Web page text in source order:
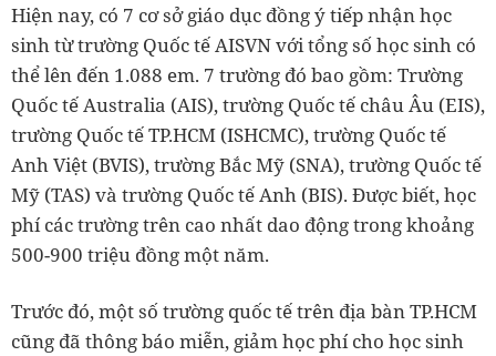
Hiện nay, có 7 cơ sở giáo dục đồng ý tiếp nhận học
sinh từ trường Quốc tế AISVN với tổng số học sinh có
thể lên đến 1.088 em. 7 trường đó bao gồm: Trường
Quốc tế Australia (AIS), trường Quốc tế châu Âu (EIS),
trường Quốc tế TP.HCM (ISHCMC), trường Quốc tế
Anh Việt (BVIS), trường Bắc Mỹ (SNA), trường Quốc tế
Mỹ (TAS) và trường Quốc tế Anh (BIS). Được biết, học
phí các trường trên cao nhất dao động trong khoảng
500-900 triệu đồng một năm.
Trước đó, một số trường quốc tế trên địa bàn TP.HCM
cũng đã thông báo miễn, giảm học phí cho học sinh